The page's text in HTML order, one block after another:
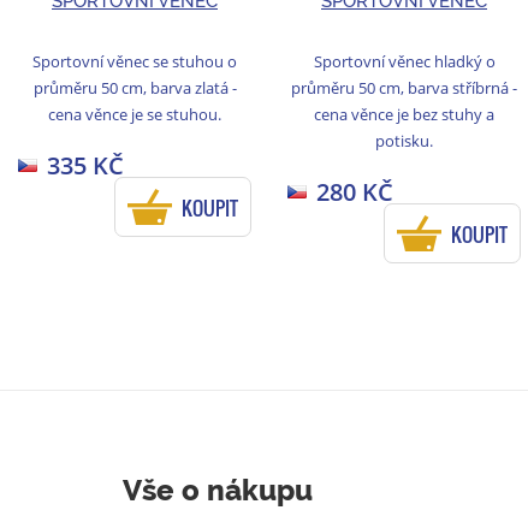
Sportovní věnec se stuhou o
průměru 50 cm, barva zlatá -
cena věnce je se stuhou.
335 KČ
KOUPIT
Sportovní věnec hladký o
průměru 50 cm, barva stříbrná -
cena věnce je bez stuhy a
potisku.
280 KČ
KOUPIT
Vše o nákupu